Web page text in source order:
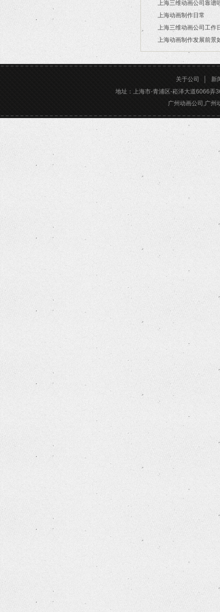
2026/07/21
上海三维动画公司靠谱
2026/03/16
上海动画制作日常
2026/03/12
上海三维动画公司工作
2026/02/28
上海动画制作发展前景
2026/02/24
关于公司
新
地址：上海市-青浦区-崧泽大道6066弄
广州动画公司,广州